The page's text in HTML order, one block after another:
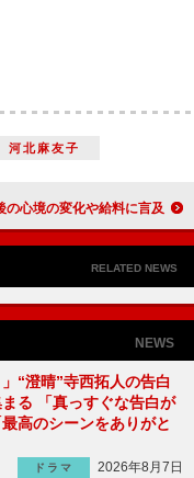
河北麻友子
も頼らず自立していかないと」 ジャニーズJr.卒業後の心境の変化や給料に言及
RELATED NEWS
NEWS
」“澄晴”寺西拓人の告白
る 「真っすぐな告白が
高のシーンをありがと
ドラマ 2026年8月7日